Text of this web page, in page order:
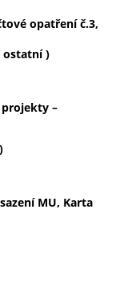
opatření č.3,
)
–
MU, Karta